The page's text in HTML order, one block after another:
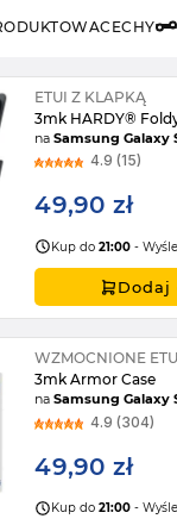
CECHY
ETUI Z KLAPKĄ
3mk HARDY®
naSamsung Galaxy
4.9 (15)
49,90 zł
Kup do21:00 -
Dodaj
WZMOCNIONE
3mk Armor Case
naSamsung Galaxy
4.9 (304)
49,90 zł
Kup do21:00 -